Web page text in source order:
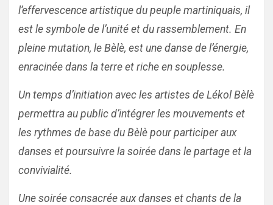
l’effervescence artistique du peuple martiniquais, il
est le symbole de l’unité et du rassemblement. En
pleine mutation, le Bèlè, est une danse de l’énergie,
enracinée dans la terre et riche en souplesse.
Un temps d’initiation avec les artistes de Lékol Bèlè
permettra au public d’intégrer les mouvements et
les rythmes de base du Bèlè pour participer aux
danses et poursuivre la soirée dans le partage et la
convivialité.
Une soirée consacrée aux danses et chants de la